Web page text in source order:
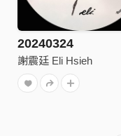
20240324
謝震廷 Eli Hsieh